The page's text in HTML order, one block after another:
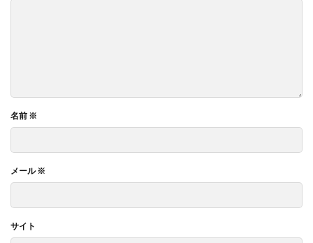
名前 ※
メール※
サイト